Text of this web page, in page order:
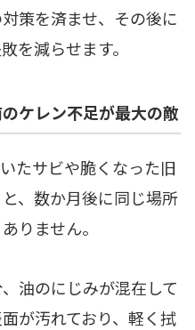
策を済ませ、その後に
を減らせます。
ケレン不足が最大の敵
たサビや脆くなった旧
、数か月後に同じ場所
りません。
油のにじみが混在して
が汚れており、軽く拭